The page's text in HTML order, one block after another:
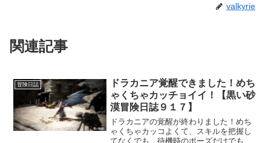
valkyrie
関連記事
冒険日誌
ドラカニア覚醒できました！めち
ゃくちゃカッチョイイ！【黒い砂
漠冒険日誌９１７】
ドラカニアの覚醒が終わりました！めち
ゃくちゃカッコよくて、スキルを把握し
てなくでも、待機時のポーズだけでも、